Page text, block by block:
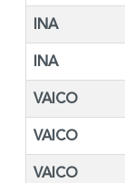
INA
INA
VAICO
VAICO
VAICO